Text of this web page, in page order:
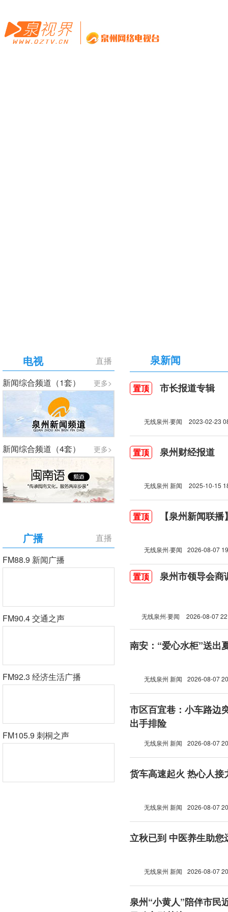
直播
电视
更多>
新闻综合频道（1套）
更多>
新闻综合频道（4套）
直播
广播
FM88.9 新闻广播
FM90.4 交通之声
FM92.3 经济生活广播
FM105.9 刺桐之声
泉新闻
置顶 市长报道专辑
无线泉州·要闻 2023-02-23
置顶 泉州财经报道
无线泉州 新闻 2025-10-15
置顶 【泉州新闻联
无线泉州·要闻 2026-08-07
置顶 泉州市领导会商
无线泉州·要闻 2026-08-07
南安：“爱心水柜”送出
无线泉州 新闻 2026-08-07
市区百宜巷：小车路边
出手排险
无线泉州 新闻 2026-08-07
货车高速起火 热心人接
无线泉州 新闻 2026-08-07
立秋已到 中医养生助您
无线泉州 新闻 2026-08-07
泉州“小黄人”陪伴市民